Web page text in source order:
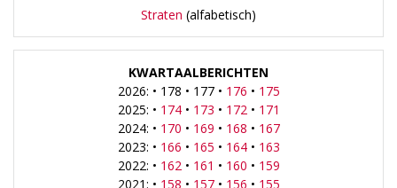
Straten (alfabetisch)
KWARTAALBERICHTEN
2026: • 178 • 177 • 176 • 175
2025: • 174• 173 • 172 • 171
2024: • 170 • 169 • 168 • 167
2023: • 166 • 165 • 164• 163
2022: • 162 • 161 • 160 • 159
2021: • 158 • 157• 156 • 155